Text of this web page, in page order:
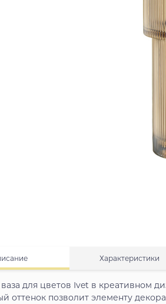
Характеристики
ваза для цветов Ivet в креативном
оттенок позволит элементу